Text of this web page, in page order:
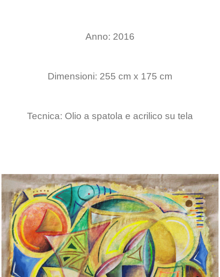
Anno: 2016
Dimensioni: 255 cm x 175 cm
Tecnica: Olio a spatola e acrilico su tela